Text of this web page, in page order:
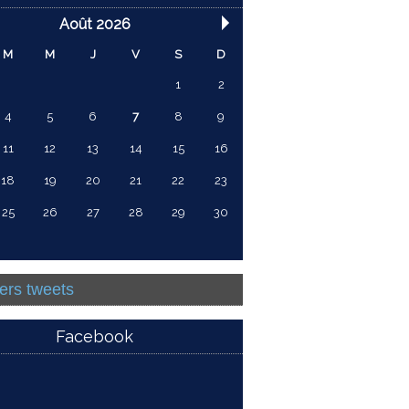
Août 2026
M M J V S D
1 2
4 5 6 7 8 9
11 12 13 14 15 16
18 19 20 21 22 23
25 26 27 28 29 30
tweets
Facebook